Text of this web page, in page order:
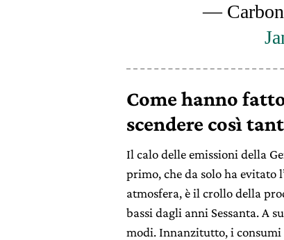
— Carbon
Come hanno
scendere così
Il calo delle emissioni della
primo, che da solo ha evitato
atmosfera, è il crollo della
bassi dagli anni Sessanta. A
modi. Innanzitutto, i consumi